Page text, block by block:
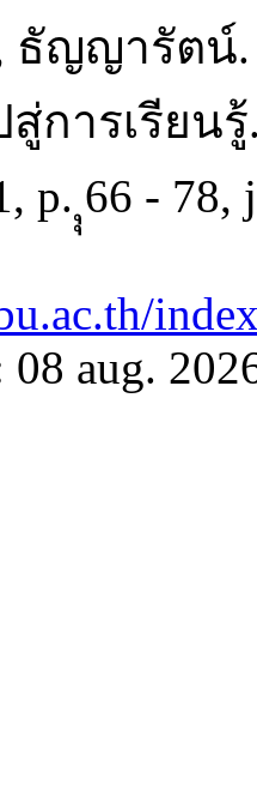
ธัญญารัตน์.
การเรียน
p. ุุ66 - 78,
08 aug.